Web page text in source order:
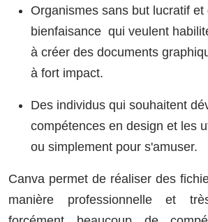
Organismes sans but lucratif
bienfaisance qui veulent
à créer des documents
à fort impact.
Des individus qui souhaitent
compétences en design et les
ou simplement pour s'amuser.
Canva permet de réaliser des
manière professionnelle et